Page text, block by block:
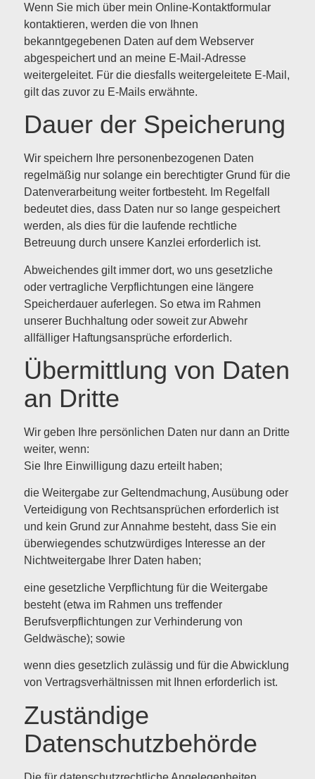
Wenn Sie mich über mein Online-Kontaktformular
kontaktieren, werden die von Ihnen
bekanntgegebenen Daten auf dem Webserver
abgespeichert und an meine E-Mail-Adresse
weitergeleitet. Für die diesfalls weitergeleitete E-Mail,
gilt das zuvor zu E-Mails erwähnte.
Dauer der Speicherung
Wir speichern Ihre personenbezogenen Daten
regelmäßig nur solange ein berechtigter Grund für die
Datenverarbeitung weiter fortbesteht. Im Regelfall
bedeutet dies, dass Daten nur so lange gespeichert
werden, als dies für die laufende rechtliche
Betreuung durch unsere Kanzlei erforderlich ist.
Abweichendes gilt immer dort, wo uns gesetzliche
oder vertragliche Verpflichtungen eine längere
Speicherdauer auferlegen. So etwa im Rahmen
unserer Buchhaltung oder soweit zur Abwehr
allfälliger Haftungsansprüche erforderlich.
Übermittlung von Daten
an Dritte
Wir geben Ihre persönlichen Daten nur dann an Dritte
weiter, wenn:
Sie Ihre Einwilligung dazu erteilt haben;
die Weitergabe zur Geltendmachung, Ausübung oder
Verteidigung von Rechtsansprüchen erforderlich ist
und kein Grund zur Annahme besteht, dass Sie ein
überwiegendes schutzwürdiges Interesse an der
Nichtweitergabe Ihrer Daten haben;
eine gesetzliche Verpflichtung für die Weitergabe
besteht (etwa im Rahmen uns treffender
Berufsverpflichtungen zur Verhinderung von
Geldwäsche); sowie
wenn dies gesetzlich zulässig und für die Abwicklung
von Vertragsverhältnissen mit Ihnen erforderlich ist.
Zuständige
Datenschutzbehörde